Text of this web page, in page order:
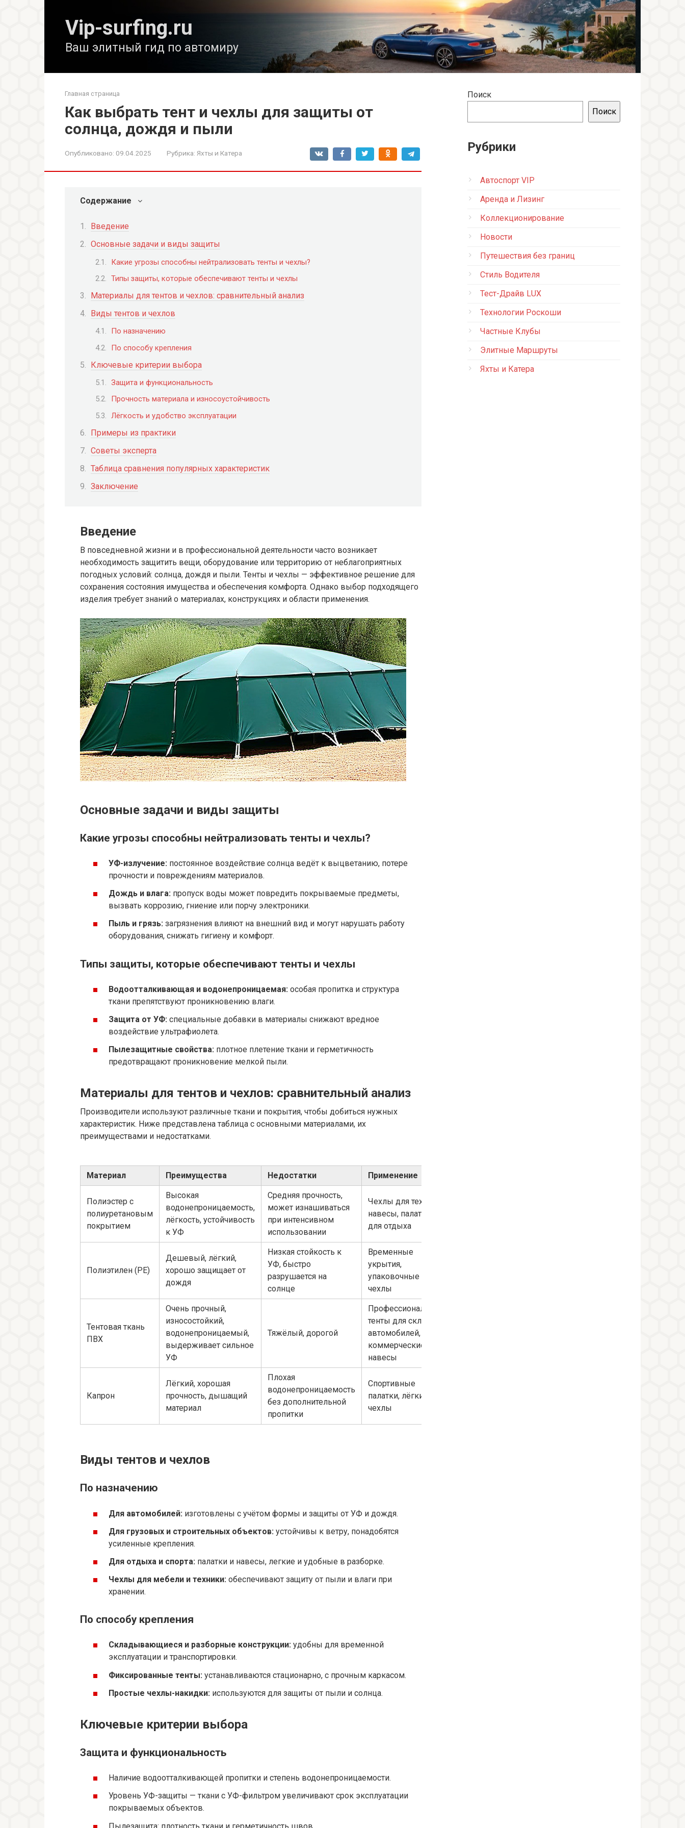
Vip-surfing.ru
Ваш элитный гид по автомиру
Главная страница
Как выбрать тент и чехлы для защиты от
солнца, дождя и пыли
Опубликовано: 09.04.2025 Рубрика: Яхты и Катера
Содержание
Введение
Основные задачи и виды защиты
Какие угрозы способны нейтрализовать тенты и чехлы?
Типы защиты, которые обеспечивают тенты и чехлы
Материалы для тентов и чехлов: сравнительный анализ
Виды тентов и чехлов
По назначению
По способу крепления
Ключевые критерии выбора
Защита и функциональность
Прочность материала и износоустойчивость
Лёгкость и удобство эксплуатации
Примеры из практики
Советы эксперта
Таблица сравнения популярных характеристик
Заключение
Введение
В повседневной жизни и в профессиональной деятельности часто возникает
необходимость защитить вещи, оборудование или территорию от неблагоприятных
погодных условий: солнца, дождя и пыли. Тенты и чехлы — эффективное решение для
сохранения состояния имущества и обеспечения комфорта. Однако выбор подходящего
изделия требует знаний о материалах, конструкциях и области применения.
Основные задачи и виды защиты
Какие угрозы способны нейтрализовать тенты и чехлы?
УФ-излучение: постоянное воздействие солнца ведёт к выцветанию, потере
прочности и повреждениям материалов.
Дождь и влага: пропуск воды может повредить покрываемые предметы,
вызвать коррозию, гниение или порчу электроники.
Пыль и грязь: загрязнения влияют на внешний вид и могут нарушать работу
оборудования, снижать гигиену и комфорт.
Типы защиты, которые обеспечивают тенты и чехлы
Водоотталкивающая и водонепроницаемая: особая пропитка и структура
ткани препятствуют проникновению влаги.
Защита от УФ: специальные добавки в материалы снижают вредное
воздействие ультрафиолета.
Пылезащитные свойства: плотное плетение ткани и герметичность
предотвращают проникновение мелкой пыли.
Материалы для тентов и чехлов: сравнительный анализ
Производители используют различные ткани и покрытия, чтобы добиться нужных
характеристик. Ниже представлена таблица с основными материалами, их
преимуществами и недостатками.
Материал Преимущества Недостатки Применение
Полиэстер с
полиуретановым
покрытием
Высокая
водонепроницаемость,
лёгкость, устойчивость
к УФ
Средняя прочность,
может изнашиваться
при интенсивном
использовании
Чехлы для техники,
навесы, палатки
для отдыха
Полиэтилен (PE)
Дешевый, лёгкий,
хорошо защищает от
дождя
Низкая стойкость к
УФ, быстро
разрушается на
солнце
Временные
укрытия,
упаковочные
чехлы
Тентовая ткань
ПВХ
Очень прочный,
износостойкий,
водонепроницаемый,
выдерживает сильное
УФ
Тяжёлый, дорогой
Профессиональные
тенты для складов,
автомобилей,
коммерческие
навесы
Капрон
Лёгкий, хорошая
прочность, дышащий
материал
Плохая
водонепроницаемость
без дополнительной
пропитки
Спортивные
палатки, лёгкие
чехлы
Виды тентов и чехлов
По назначению
Для автомобилей: изготовлены с учётом формы и защиты от УФ и дождя.
Для грузовых и строительных объектов: устойчивы к ветру, понадобятся
усиленные крепления.
Для отдыха и спорта: палатки и навесы, легкие и удобные в разборке.
Чехлы для мебели и техники: обеспечивают защиту от пыли и влаги при
хранении.
По способу крепления
Складывающиеся и разборные конструкции: удобны для временной
эксплуатации и транспортировки.
Фиксированные тенты: устанавливаются стационарно, с прочным каркасом.
Простые чехлы-накидки: используются для защиты от пыли и солнца.
Ключевые критерии выбора
Защита и функциональность
Наличие водоотталкивающей пропитки и степень водонепроницаемости.
Уровень УФ-защиты — ткани с УФ-фильтром увеличивают срок эксплуатации
покрываемых объектов.
Пылезащита: плотность ткани и герметичность швов.
Поиск
Поиск
Рубрики
Автоспорт VIP
Аренда и Лизинг
Коллекционирование
Новости
Путешествия без границ
Стиль Водителя
Тест-Драйв LUX
Технологии Роскоши
Частные Клубы
Элитные Маршруты
Яхты и Катера